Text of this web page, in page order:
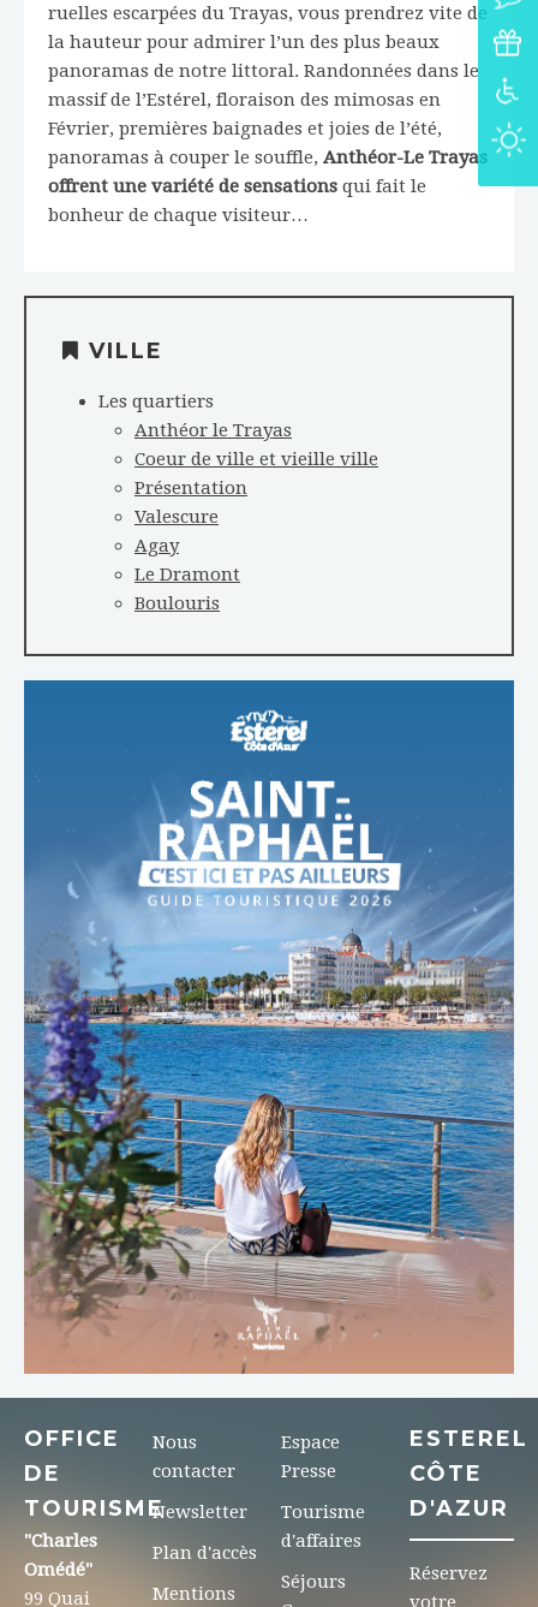
ruelles escarpées du Trayas, vous prendrez vite de
la hauteur pour admirer l’un des plus beaux
panoramas de notre littoral. Randonnées dans le
massif de l’Estérel, floraison des mimosas en
Février, premières baignades et joies de l’été,
panoramas à couper le souffle, Anthéor-Le Trayas
offrent une variété de sensations qui fait le
bonheur de chaque visiteur…
VILLE
Les quartiers
Anthéor le Trayas
Coeur de ville et vieille ville
Présentation
Valescure
Agay
Le Dramont
Boulouris
TÉLÉCHARGER
OFFICE
DE
TOURISME
"Charles
Omédé"
99 Quai
Nous
contacter
Newsletter
Plan d'accès
Mentions
Espace
Presse
Tourisme
d'affaires
Séjours
ESTEREL
CÔTE
D'AZUR
Réservez
votre